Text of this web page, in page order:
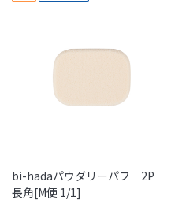
bi-hadaパウダリーパフ 2P
長角[M便 1/1]